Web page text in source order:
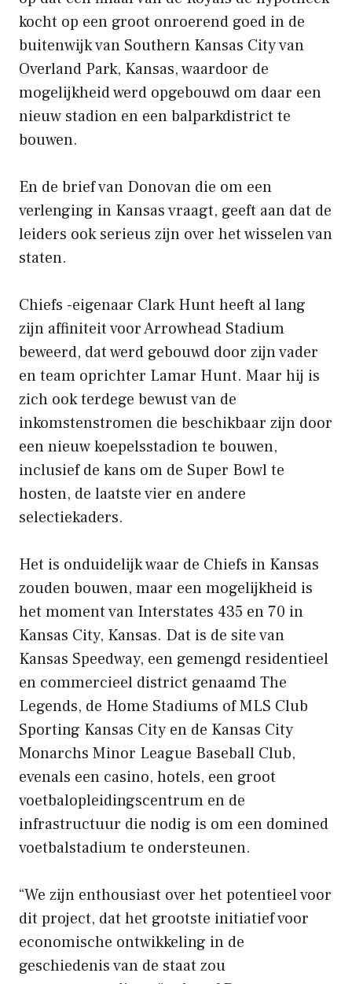
kocht op een groot onroerend goed in de
buitenwijk van Southern Kansas City van
Overland Park, Kansas, waardoor de
mogelijkheid werd opgebouwd om daar een
nieuw stadion en een balparkdistrict te
bouwen.
En de brief van Donovan die om een ​​
verlenging in Kansas vraagt, geeft aan dat de
leiders ook serieus zijn over het wisselen van
staten.
Chiefs -eigenaar Clark Hunt heeft al lang
zijn affiniteit voor Arrowhead Stadium
beweerd, dat werd gebouwd door zijn vader
en team oprichter Lamar Hunt. Maar hij is
zich ook terdege bewust van de
inkomstenstromen die beschikbaar zijn door
een nieuw koepelsstadion te bouwen,
inclusief de kans om de Super Bowl te
hosten, de laatste vier en andere
selectiekaders.
Het is onduidelijk waar de Chiefs in Kansas
zouden bouwen, maar een mogelijkheid is
het moment van Interstates 435 en 70 in
Kansas City, Kansas. Dat is de site van
Kansas Speedway, een gemengd residentieel
en commercieel district genaamd The
Legends, de Home Stadiums of MLS Club
Sporting Kansas City en de Kansas City
Monarchs Minor League Baseball Club,
evenals een casino, hotels, een groot
voetbalopleidingscentrum en de
infrastructuur die nodig is om een ​​domined
voetbalstadium te ondersteunen.
“We zijn enthousiast over het potentieel voor
dit project, dat het grootste initiatief voor
economische ontwikkeling in de
geschiedenis van de staat zou